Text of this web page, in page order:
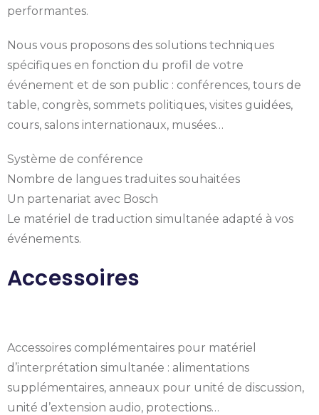
performantes.
Nous vous proposons des solutions techniques
spécifiques en fonction du profil de votre
événement et de son public : conférences, tours de
table, congrès, sommets politiques, visites guidées,
cours, salons internationaux, musées…
Système de conférence
Nombre de langues traduites souhaitées
Un partenariat avec Bosch
Le matériel de traduction simultanée adapté à vos
événements.
Accessoires
Accessoires complémentaires pour matériel
d’interprétation simultanée : alimentations
supplémentaires, anneaux pour unité de discussion,
unité d’extension audio, protections…